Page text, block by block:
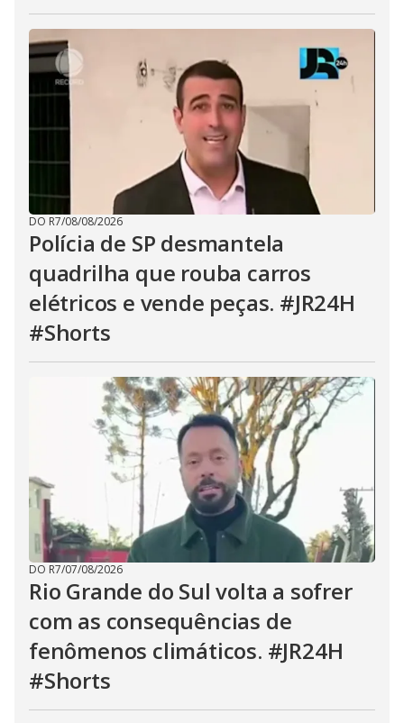
DO R7/08/08/2026
Polícia de SP desmantela
quadrilha que rouba carros
elétricos e vende peças. #JR24H
#Shorts
DO R7/07/08/2026
Rio Grande do Sul volta a sofrer
com as consequências de
fenômenos climáticos. #JR24H
#Shorts